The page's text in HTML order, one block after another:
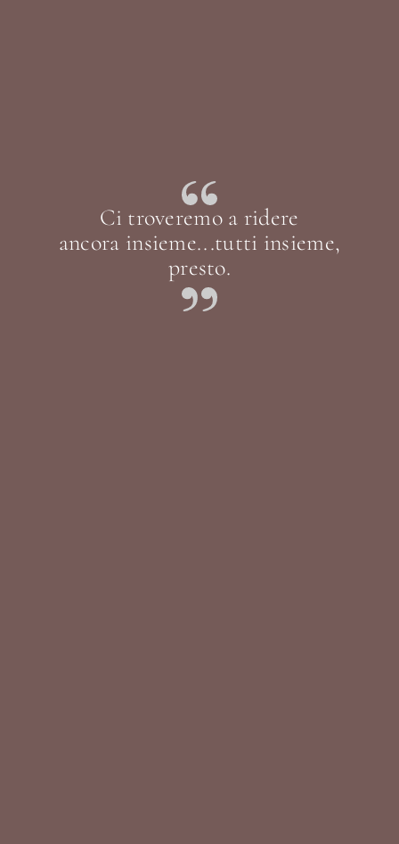
Ci troveremo a ridere
ancora insieme...tutti insieme,
presto.